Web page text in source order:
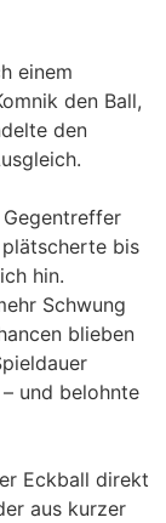
einem
den Ball,
den
bis
hin.
Schwung
blieben
und belohnte
Eckball direkt
aus kurzer